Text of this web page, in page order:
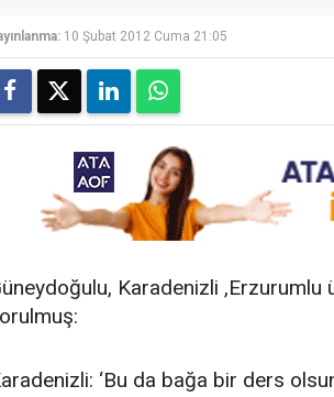
10 Şubat 2012 Cuma 21:05
Karadenizli
‘Bu da bağa bir ders